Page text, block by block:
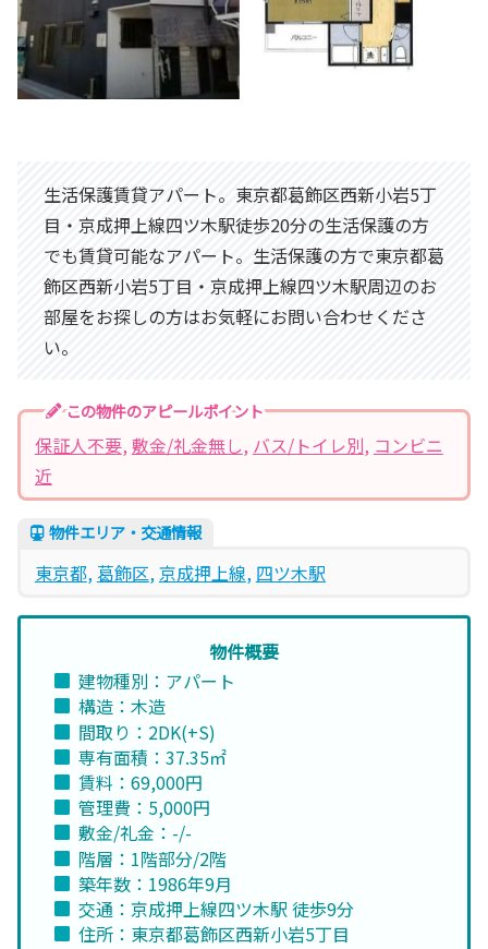
生活保護賃貸アパート。東京都葛飾区西新小岩5丁
目・京成押上線四ツ木駅徒歩20分の生活保護の方
でも賃貸可能なアパート。生活保護の方で東京都葛
飾区西新小岩5丁目・京成押上線四ツ木駅周辺のお
部屋をお探しの方はお気軽にお問い合わせくださ
い。
この物件のアピールポイント
保証人不要, 敷金/礼金無し, バス/トイレ別, コンビニ
近
物件エリア・交通情報
東京都, 葛飾区, 京成押上線, 四ツ木駅
物件概要
建物種別：アパート
構造：木造
間取り：2DK(+S)
専有面積：37.35㎡
賃料：69,000円
管理費：5,000円
敷金/礼金：-/-
階層：1階部分/2階
築年数：1986年9月
交通：京成押上線四ツ木駅 徒歩9分
住所：東京都葛飾区西新小岩5丁目